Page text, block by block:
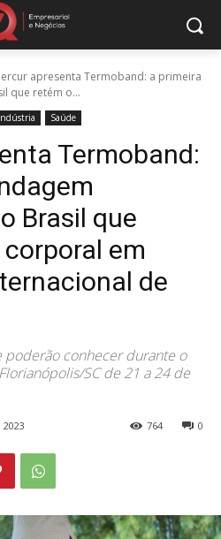
apresenta Termoband: a primeira
que retém o...
Saúde
Termoband:
Brasil que
em
de
poderão conhecer durante o
SC de 21 a 24 de
0
764